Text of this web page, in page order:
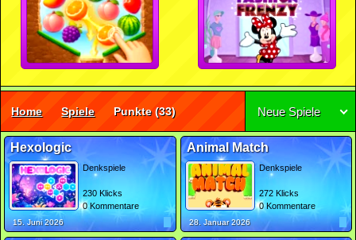
Home Spiele Punkte(33) Neue Spiele
Hexologic
Denkspiele
230 Klicks
0 Kommentare
15. Juni 2026
Animal Match
Denkspiele
272 Klicks
0 Kommentare
28. Januar 2026